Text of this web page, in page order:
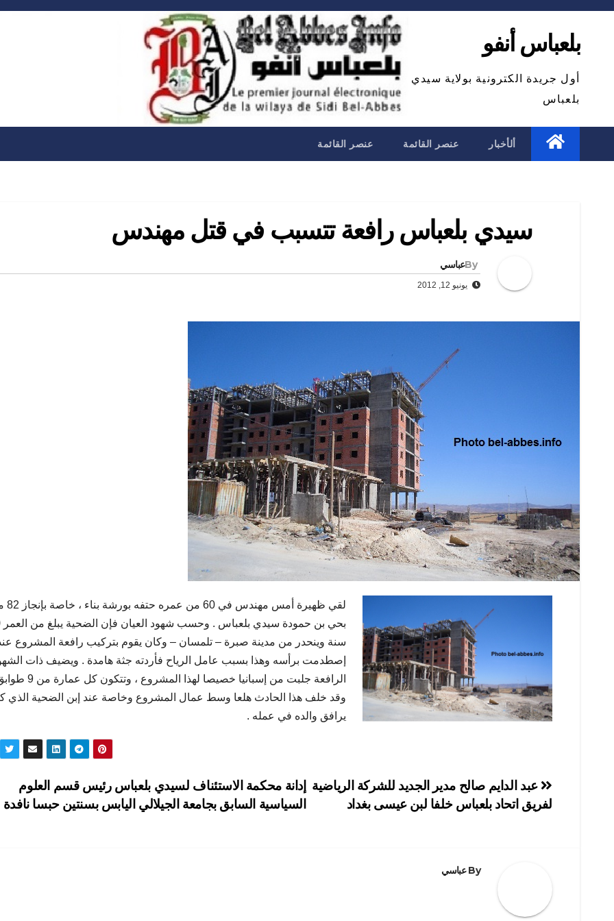
Skip
contentبلعباس أنفو
أول جريدة الكترونية بولاية سيدي
بلعباس
ألأخبار عنصر القائمة عنصر القائمة
سيدي بلعباس رافعة تتسبب في قتل مهندس
Byعباسي
يونيو 12, 2012
لقي
بحي
سنة وينحدر من مدينة صبرة – تلمسان – وكان يقوم بتركيب رافعة المشروع
إصطدمت برأسه وهذا بسبب عامل الرياح فأردته جثة هامدة . ويضيف ذات
الرافعة جلبت من إسبانيا خصيصا لهذا
وقد خلف هذا الحادث هلعا وسط عمال المشروع وخاصة عند إبن الضحية الذي
يرافق والده في عمله .
تصفّح
المقالات
إدانة محكمة الاستئناف لسيدي بلعباس رئيس قسم العلوم
السياسية السابق بجامعة الجيلالي اليابس بسنتين حبسا نافدة
عبد الدايم صالح مدير الجديد للشركة الرياضية
لفريق اتحاد بلعباس خلفا لبن عيسى بغداد
By عباسي